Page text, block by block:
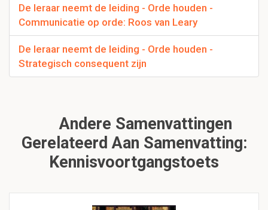
De leraar neemt de leiding - Orde houden -
Communicatie op orde: Roos van Leary
De leraar neemt de leiding - Orde houden -
Strategisch consequent zijn
Andere Samenvattingen
Gerelateerd Aan Samenvatting:
Kennisvoortgangstoets